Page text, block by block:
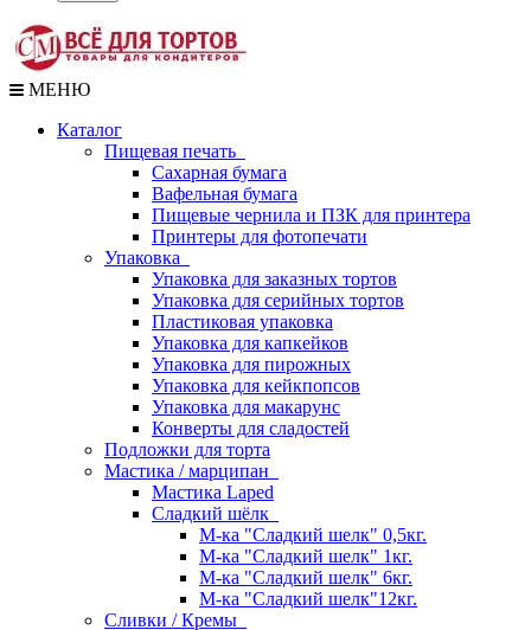
МЕНЮ
Каталог
Пищевая печать
Сахарная бумага
Вафельная бумага
Пищевые чернила и ПЗК для принтера
Принтеры для фотопечати
Упаковка
Упаковка для заказных тортов
Упаковка для серийных тортов
Пластиковая упаковка
Упаковка для капкейков
Упаковка для пирожных
Упаковка для кейкпопсов
Упаковка для макарунс
Конверты для сладостей
Подложки для торта
Мастика / марципан
Мастика Laped
Сладкий шёлк
М-ка "Сладкий шелк" 0,5кг.
М-ка "Сладкий шелк" 1кг.
М-ка "Сладкий шелк" 6кг.
М-ка "Сладкий шелк"12кг.
Сливки / Кремы